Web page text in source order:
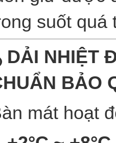
suốt
DẢI NHIỆT
BẢO
mát hoạt